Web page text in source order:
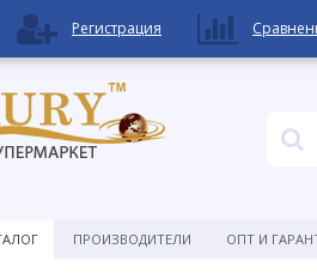
ПРОИЗВОДИТЕЛИ ОПТ И
Регистрация